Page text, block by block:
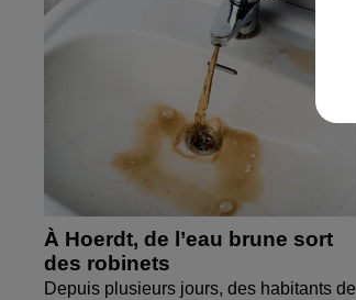
À Hoerdt, de l’eau brune sort
des robinets
Depuis plusieurs jours, des habitants de